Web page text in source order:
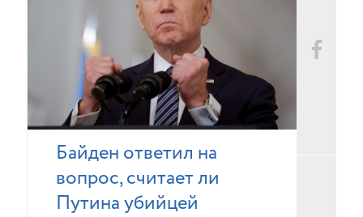
Байден ответил на
вопрос, считает ли
Путина убийцей